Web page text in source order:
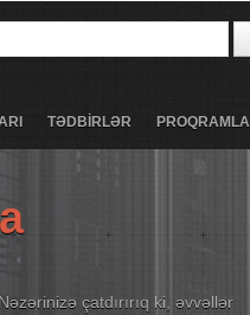
TƏDBİRLƏR
çatdırırıq ki, əvvəllər